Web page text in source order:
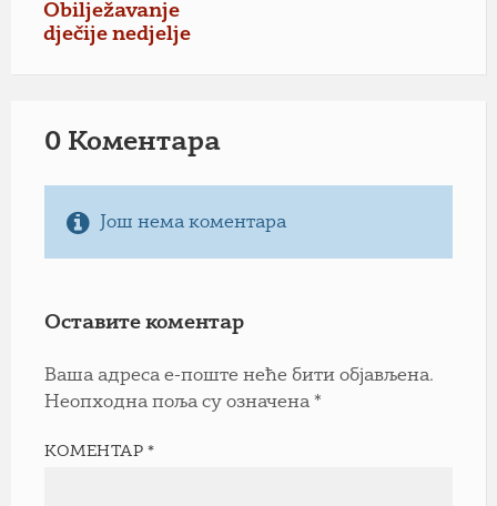
Obilježavanje
dječije nedjelje
0 Коментарa
Још нема коментара
Оставите коментар
Ваша адреса е-поште неће бити објављена.
Неопходна поља су означена *
КОМЕНТАР*